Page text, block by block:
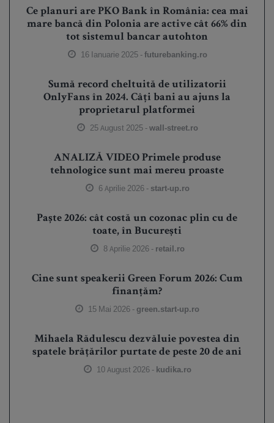
Ce planuri are PKO Bank în România: cea mai
mare bancă din Polonia are active cât 66% din
tot sistemul bancar autohton
16 Ianuarie 2025 -futurebanking.ro
Sumă record cheltuită de utilizatorii
OnlyFans în 2024. Câți bani au ajuns la
proprietarul platformei
25 August 2025 -wall-street.ro
ANALIZĂ VIDEO Primele produse
tehnologice sunt mai mereu proaste
6 Aprilie 2026 - start-up.ro
Paște 2026: cât costă un cozonac plin cu de
toate, în București
8 Aprilie 2026 - retail.ro
Cine sunt speakerii Green Forum 2026: Cum
finanțăm?
15 Mai 2026 - green.start-up.ro
Mihaela Rădulescu dezvăluie povestea din
spatele brățărilor purtate de peste 20 de ani
10 August 2026 - kudika.ro